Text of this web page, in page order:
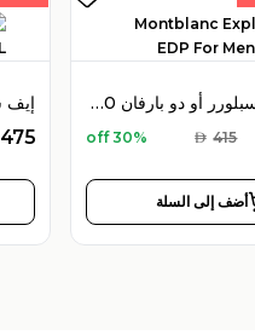
475
مون بلان إكسبلورر أو دو بارفان 100 مل للرجال
AED 415
30% off
أضف إلى السلة